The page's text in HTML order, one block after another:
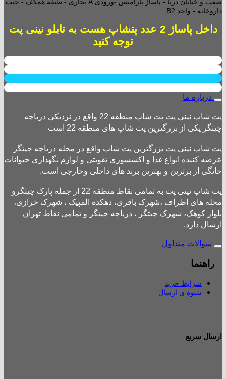
صفت و خیابان دریا - پاساژ پارامیس -ورودی A تجاری -
طبقه همکف - جنب
داروخانه - واحد B2
داخل پاساژ 2 عدد پتشاپ هست به تابلو نینی پت
توجه کنید
درباره ما
پت شاپ نینی پت پت شاپ منطقه 22 واقع در نزدیکی دریاچه
چیتگر یکی از بزرگترین پت شاپ های منطقه 22 است
پت شاپ نینی پت بزرگترین پت شاپ واقع در محله دریاچه چیتگر
عرضه کننده انواع غذا و اکسسوری تقویتی و لوازم نگهداری حیوانات
خانگی از برترین و بهترین برند های داخلی وخارجی است.
پت شاپ نینی پت به تمامی نقاط منطقه 22 از جمله پارک چیتگرو
محله های اطراف ،شهرک باقری، دهکده المپیک ، شهرک خرازی،
بلوار کوهک، شهرک چیتگر ، دریاچه چیتگر و تمامی نقاط تهران
ارسال دارد.
سوالات متداول
راهنما
شرایط خرید
شیوه ی ارسال
ارسال سریع